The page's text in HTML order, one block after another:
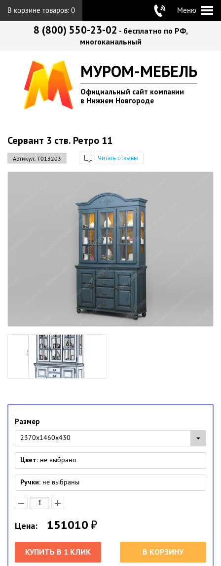
В корзине товаров: 0 Меню
8 (800) 550-23-02 - бесплатно по РФ,
многоканальный
МУРОМ-МЕБЕЛЬ
Официальный сайт компании
в Нижнем Новгороде
Сервант 3 ств. Ретро 11
Артикул: Т013203 Читать отзывы
Размер
2370x1460x430
Цвет: не выбрано
Ручки: не выбраны
Цена: 151010₽
КУПИТЬ В 1 КЛИК В КОРЗИНУ